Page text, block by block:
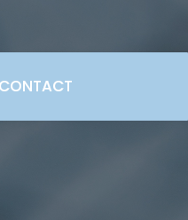
CONTACT